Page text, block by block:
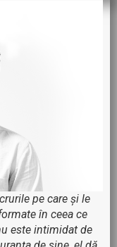
pe care și le
în ceea ce
este intimidat de